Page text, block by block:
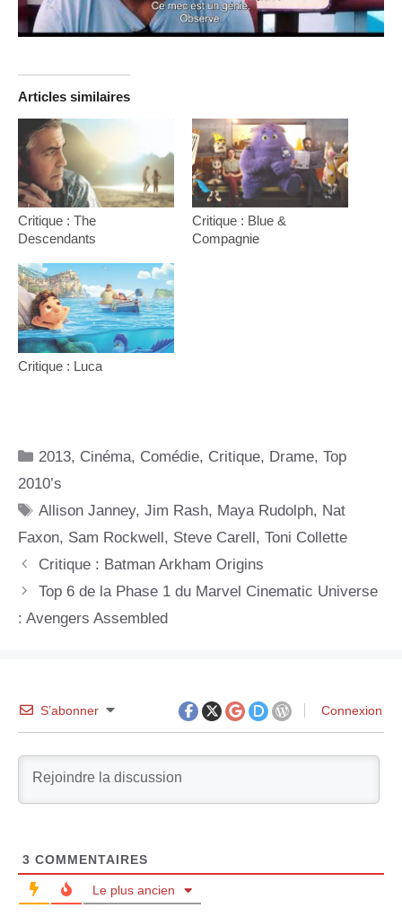
Articles similaires
Critique : The
Descendants
Critique : Blue &
Compagnie
Critique : Luca
Catégories
2013, Cinéma, Comédie, Critique, Drame,Top
2010’s
Étiquettes
Allison Janney,Jim Rash, Maya Rudolph, Nat
Faxon, Sam Rockwell, Steve Carell, Toni Collette
Critique : Batman Arkham Origins
Top 6 de la Phase 1 du Marvel Cinematic Universe
: Avengers Assembled
S’abonner Connexion
3 COMMENTAIRES
Le plus ancien